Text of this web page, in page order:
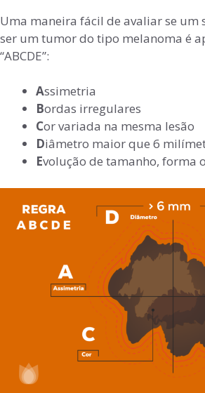
Uma maneira fácil de avaliar se um
ser um tumor do tipo melanoma é
“ABCDE”:
Assimetria
Bordas irregulares
Cor variada na mesma lesão
Diâmetro maior que 6
Evolução de tamanho, forma